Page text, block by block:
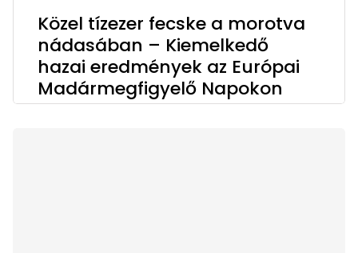
Közel tízezer fecske a morotva
nádasában – Kiemelkedő
hazai eredmények az Európai
Madármegfigyelő Napokon